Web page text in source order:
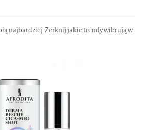
najbardziej. Zerknij jakie trendy wibrują w